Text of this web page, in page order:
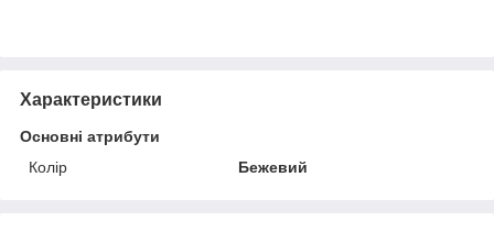
Характеристики
Основні атрибути
Колір
Бежевий